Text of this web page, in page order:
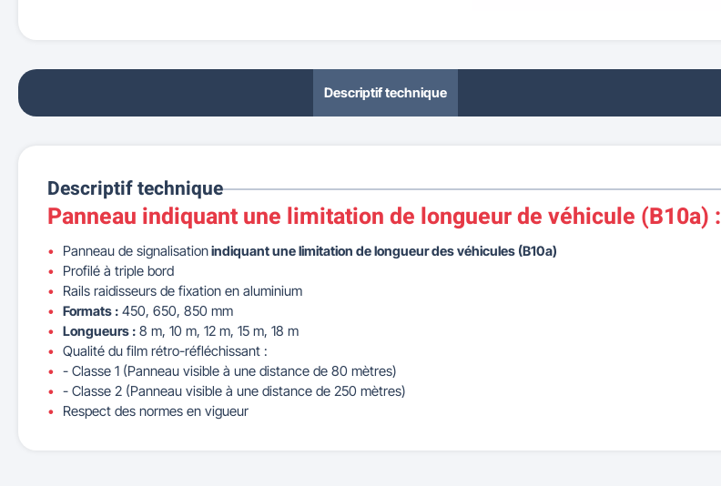
Descriptif technique
Descriptif technique
Panneau indiquant une limitation de longueur de véhicule (B10a) :
Panneau de signalisationindiquant une limitation de longueur des véhicules (B10a)
Profilé à triple bord
Rails raidisseurs de fixation en aluminium
Formats : 450, 650, 850 mm
Longueurs : 8 m, 10 m, 12 m, 15 m, 18 m
Qualité du film rétro-réfléchissant :
- Classe 1 (Panneau visible à une distance de 80 mètres)
- Classe 2 (Panneau visible à une distance de 250 mètres)
Respect des normes en vigueur